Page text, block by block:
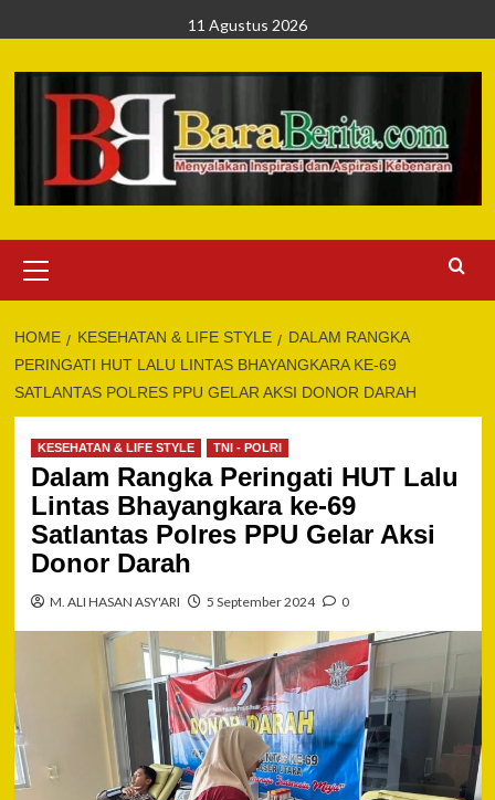
to
content
11 Agustus 2026
Menu
HOME KESEHATAN & LIFE STYLE
DALAM RANGKA
PERINGATI HUT LALU LINTAS BHAYANGKARA KE-69
SATLANTAS POLRES PPU GELAR AKSI DONOR DARAH
KESEHATAN & LIFE STYLE TNI - POLRI
Dalam Rangka Peringati HUT Lalu
Lintas Bhayangkara ke-69
Satlantas Polres PPU Gelar Aksi
Donor Darah
M. ALI HASAN ASY'ARI 5 September 2024 0